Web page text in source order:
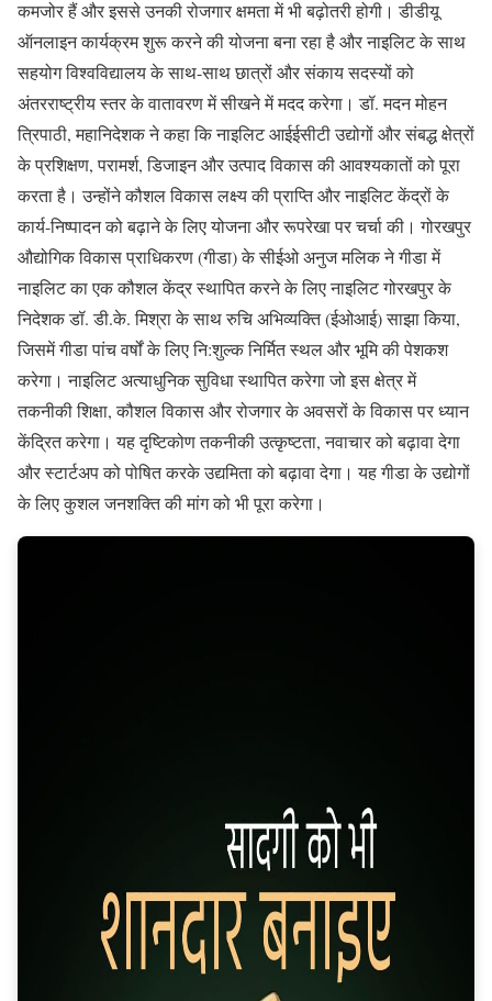
कमजोर हैं और इससे उनकी रोजगार क्षमता में भी बढ़ोतरी होगी। डीडीयू
ऑनलाइन कार्यक्रम शुरू करने की योजना बना रहा है और नाइलिट के साथ
सहयोग विश्वविद्यालय के साथ-साथ छात्रों और संकाय सदस्यों को
अंतरराष्ट्रीय स्तर के वातावरण में सीखने में मदद करेगा। डॉ. मदन मोहन
त्रिपाठी, महानिदेशक ने कहा कि नाइलिट आईईसीटी उद्योगों और संबद्ध क्षेत्रों
के प्रशिक्षण, परामर्श, डिजाइन और उत्पाद विकास की आवश्यकातों को पूरा
करता है। उन्होंने कौशल विकास लक्ष्य की प्राप्ति और नाइलिट केंद्रों के
कार्य-निष्पादन को बढ़ाने के लिए योजना और रूपरेखा पर चर्चा की। गोरखपुर
औद्योगिक विकास प्राधिकरण (गीडा) के सीईओ अनुज मलिक ने गीडा में
नाइलिट का एक कौशल केंद्र स्थापित करने के लिए नाइलिट गोरखपुर के
निदेशक डॉ. डी.के. मिश्रा के साथ रुचि अभिव्यक्ति (ईओआई) साझा किया,
जिसमें गीडा पांच वर्षों के लिए नि:शुल्क निर्मित स्थल और भूमि की पेशकश
करेगा। नाइलिट अत्याधुनिक सुविधा स्थापित करेगा जो इस क्षेत्र में
तकनीकी शिक्षा, कौशल विकास और रोजगार के अवसरों के विकास पर ध्यान
केंद्रित करेगा। यह दृष्टिकोण तकनीकी उत्कृष्टता, नवाचार को बढ़ावा देगा
और स्टार्टअप को पोषित करके उद्यमिता को बढ़ावा देगा। यह गीडा के उद्योगों
के लिए कुशल जनशक्ति की मांग को भी पूरा करेगा।